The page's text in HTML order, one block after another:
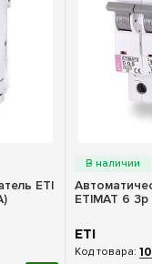
ETI
ETIMAT 6
ETI